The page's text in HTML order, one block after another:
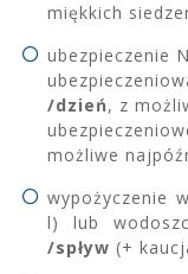
miękkich
ubezpieczenie
/dzień, z
możliwe
wypożyczenie
l) lub
/spływ (+